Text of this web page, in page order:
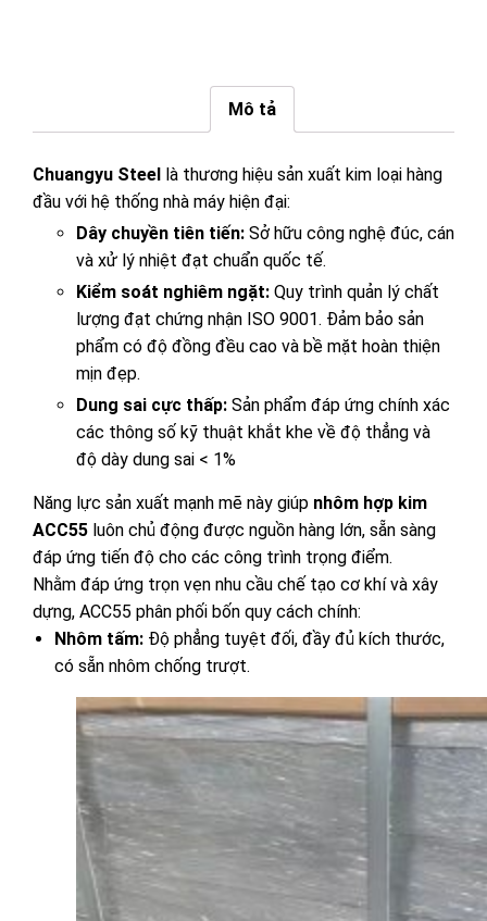
Mô tả
Chuangyu Steel là thương hiệu sản xuất kim loại hàng
đầu với hệ thống nhà máy hiện đại:
Dây chuyền tiên tiến: Sở hữu công nghệ đúc, cán
và xử lý nhiệt đạt chuẩn quốc tế.
Kiểm soát nghiêm ngặt: Quy trình quản lý chất
lượng đạt chứng nhận ISO 9001. Đảm bảo sản
phẩm có độ đồng đều cao và bề mặt hoàn thiện
mịn đẹp.
Dung sai cực thấp: Sản phẩm đáp ứng chính xác
các thông số kỹ thuật khắt khe về độ thẳng và
độ dày dung sai < 1%
Năng lực sản xuất mạnh mẽ này giúp nhôm hợp kim
ACC55 luôn chủ động được nguồn hàng lớn, sẵn sàng
đáp ứng tiến độ cho các công trình trọng điểm.
Nhằm đáp ứng trọn vẹn nhu cầu chế tạo cơ khí và xây
dựng, ACC55 phân phối bốn quy cách chính:
Nhôm tấm: Độ phẳng tuyệt đối, đầy đủ kích thước,
có sẵn nhôm chống trượt.